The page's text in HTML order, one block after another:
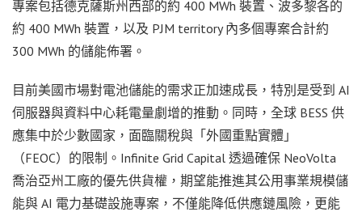
專案包括德克薩斯州西部的約 400 MWh 裝置、波多黎各的
約 400 MWh 裝置，以及 PJM territory 內多個專案合計約
300 MWh 的儲能佈署。
目前美國市場對電池儲能的需求正加速成長，特別是受到 AI
伺服器與資料中心耗電量劇增的推動。同時，全球 BESS 供
應集中於少數國家，面臨關稅與「外國重點實體」
（FEOC）的限制。Infinite Grid Capital 透過確保 NeoVolta
喬治亞州工廠的優先供貨權，期望能推進其公用事業規模儲
能與 AI 電力基礎設施專案，不僅能降低供應鏈風險，更能